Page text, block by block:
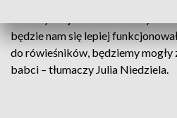
będzie nam się lepiej
do rówieśników, będziemy mogły
babci – tłumaczy Julia Niedziela.